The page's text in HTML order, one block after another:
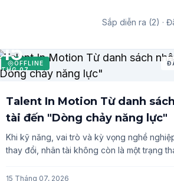
Sắp diễn ra (2) ·
OFFLINE
15
THG 07
Talent In Motion Từ danh
tài đến "Dòng chảy năng lực"
Khi kỹ năng, vai trò và kỳ vọng nghề
thay đổi, nhân tài không còn là một trạng
nghiệp biết biến nguồn lực tĩnh thành động
15 Tháng 07, 2026